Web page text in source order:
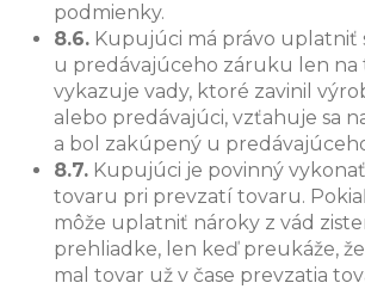
podmienky.
8.6. Kupujúci má právo uplatniť
u predávajúceho záruku len na
vykazuje vady, ktoré zavinil
alebo predávajúci, vzťahuje sa
a bol zakúpený u
8.7. Kupujúci je povinný
tovaru pri prevzatí tovaru.
môže uplatniť nároky z vád
prehliadke, len keď preukáže,
mal tovar už v čase prevzatia